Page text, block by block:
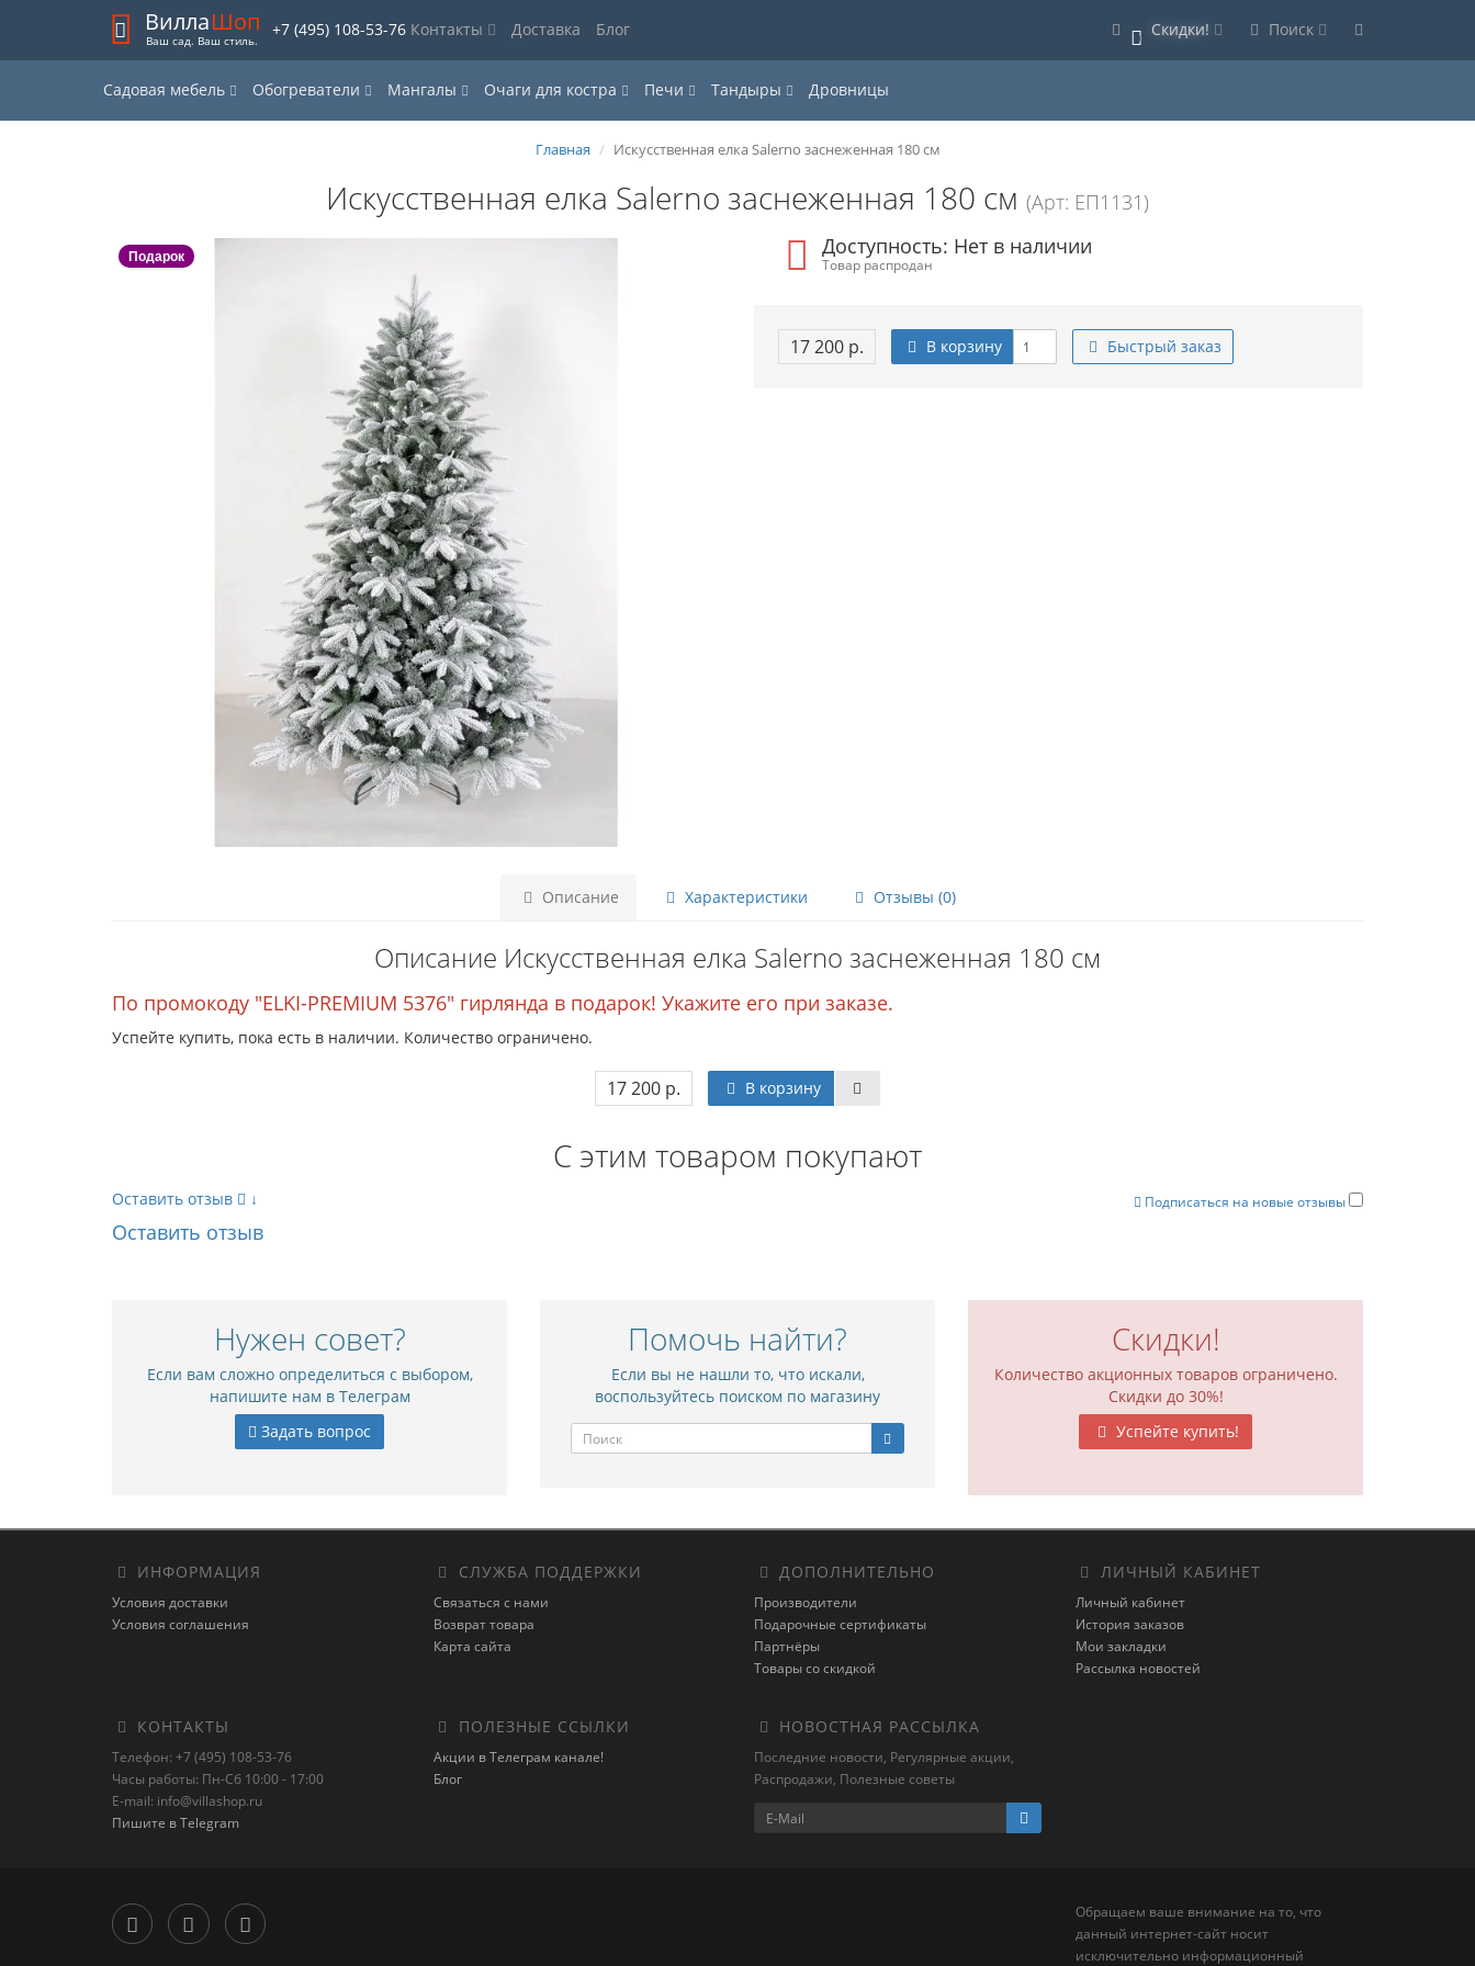
ВиллаШоп
Ваш сад. Ваш стиль.
+7 (495) 108-53-76 Контакты Доставка Блог 0 Скидки! Поиск
Садовая мебель Обогреватели Мангалы Очаги для костра Печи Тандыры Дровницы
Главная Искусственная елка Salerno заснеженная 180 см
Искусственная елка Salerno заснеженная 180 см (Арт: ЕП1131)
Подарок Доступность: Нет в наличии
Товар распродан
17 200 р. В корзину Быстрый заказ
Описание Характеристики Отзывы (0)
Описание Искусственная елка Salerno заснеженная 180 см
По промокоду "ELKI-PREMIUM 5376" гирлянда в подарок! Укажите его при заказе.
Успейте купить, пока есть в наличии. Количество ограничено.
17 200 р. В корзину
С этим товаром покупают
Подписаться на новые отзывы
Оставить отзыв ↓
Оставить отзыв
Нужен совет?
Если вам сложно определиться с выбором,
напишите нам в Телеграм
Задать вопрос
Помочь найти?
Если вы не нашли то, что искали,
воспользуйтесь поиском по магазину
Скидки!
Количество акционных товаров ограничено.
Скидки до 30%!
Успейте купить!
ИНФОРМАЦИЯ
Условия доставки
Условия соглашения
СЛУЖБА ПОДДЕРЖКИ
Связаться с нами
Возврат товара
Карта сайта
ДОПОЛНИТЕЛЬНО
Производители
Подарочные сертификаты
Партнёры
Товары со скидкой
ЛИЧНЫЙ КАБИНЕТ
Личный кабинет
История заказов
Мои закладки
Рассылка новостей
КОНТАКТЫ
Телефон: +7 (495) 108-53-76
Часы работы: Пн-Сб 10:00 - 17:00
E-mail: info@villashop.ru
Пишите в Telegram
ПОЛЕЗНЫЕ ССЫЛКИ
Акции в Телеграм канале!
Блог
НОВОСТНАЯ РАССЫЛКА
Последние новости, Регулярные акции,
Распродажи, Полезные советы
Обращаем ваше внимание на то, что
данный интернет-сайт носит
исключительно информационный